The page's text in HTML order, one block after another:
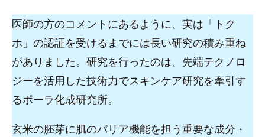
医師の方のコメントにあるように、実は「トク
ホ」の認証を受けるまでには長い研究の積み重ね
がありました。研究を行ったのは、先端テクノロ
ジーを活用した技術力でスキンケア研究を牽引す
るポーラ化成研究所。
玄米の胚芽に肌のバリア機能を担う重要な成分・